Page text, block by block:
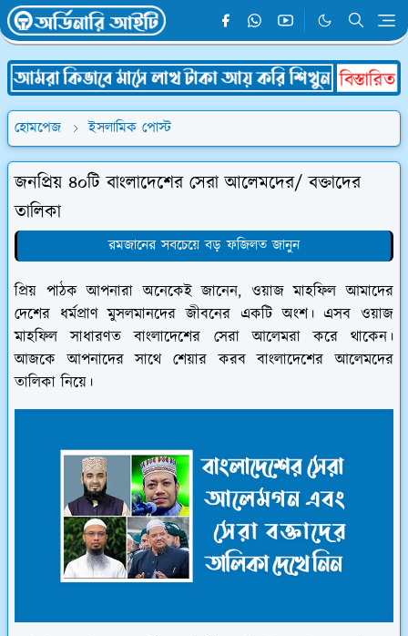
হোমপেজ ইসলামিক পোস্ট
জনপ্রিয় ৪০টি বাংলাদেশের সেরা আলেমদের/ বক্তাদের
তালিকা
রমজানের সবচেয়ে বড় ফজিলত জানুন
প্রিয় পাঠক আপনারা অনেকেই জানেন, ওয়াজ মাহফিল আমাদের
দেশের ধর্মপ্রাণ মুসলমানদের জীবনের একটি অংশ। এসব ওয়াজ
মাহফিল সাধারণত বাংলাদেশের সেরা আলেমরা করে থাকেন।
আজকে আপনাদের সাথে শেয়ার করব বাংলাদেশের আলেমদের
তালিকা নিয়ে।